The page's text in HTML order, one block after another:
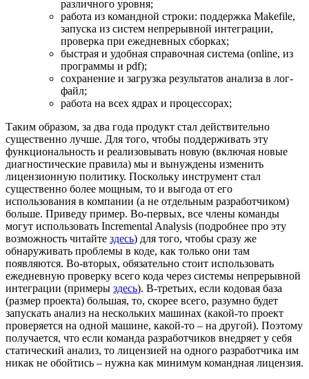
различного уровня;
работа из командной строки: поддержка Makefile,
запуска из систем непрерывной интеграции,
проверка при ежедневных сборках;
быстрая и удобная справочная система (online, из
программы и pdf);
сохранение и загрузка результатов анализа в лог-
файл;
работа на всех ядрах и процессорах;
Таким образом, за два года продукт стал действительно
существенно лучше. Для того, чтобы поддерживать эту
функциональность и реализовывать новую (включая новые
диагностические правила) мы и вынуждены изменить
лицензионную политику. Поскольку инструмент стал
существенно более мощным, то и выгода от его
использования в компании (а не отдельным разработчиком)
больше. Приведу пример. Во-первых, все члены команды
могут использовать Incremental Analysis (подробнее про эту
возможность читайте здесь) для того, чтобы сразу же
обнаруживать проблемы в коде, как только они там
появляются. Во-вторых, обязательно стоит использовать
ежедневную проверку всего кода через системы непрерывной
интеграции (примеры здесь). В-третьих, если кодовая база
(размер проекта) большая, то, скорее всего, разумно будет
запускать анализ на нескольких машинах (какой-то проект
проверяется на одной машине, какой-то – на другой). Поэтому
получается, что если команда разработчиков внедряет у себя
статический анализ, то лицензией на одного разработчика им
никак не обойтись – нужна как минимум командная лицензия.